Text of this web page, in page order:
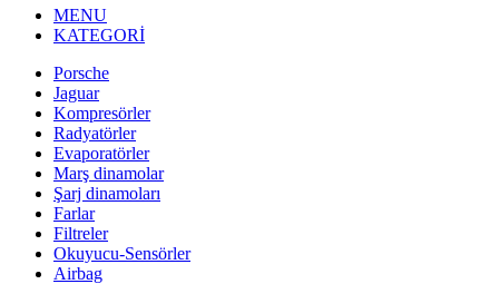
MENU
KATEGORİ
Porsche
Jaguar
Kompresörler
Radyatörler
Evaporatörler
Marş dinamolar
Şarj dinamoları
Farlar
Filtreler
Okuyucu-Sensörler
Airbag